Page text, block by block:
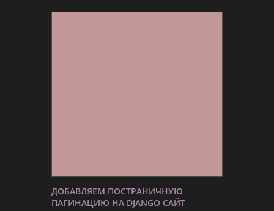
ДОБАВЛЯЕМ ПОСТРАНИЧНУЮ
ПАГИНАЦИЮ НА DJANGO САЙТ